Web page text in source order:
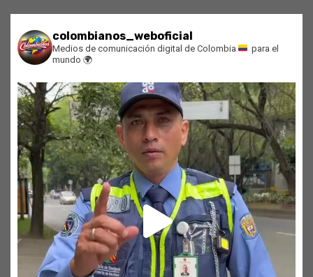
colombianos_weboficial
Medios de comunicación digital de Colombia
para el
mundo 🌍